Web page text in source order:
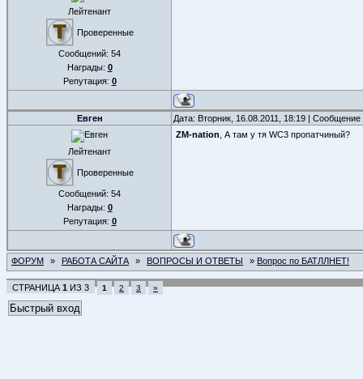
Лейтенант
Проверенные
Сообщений: 54
Награды: 0
Репутация: 0
Евген Дата: Вторник, 16.08.2011, 18:19 |
Лейтенант
Проверенные
Сообщений: 54
Награды: 0
Репутация: 0
ZM-nation , А там у тя WC3 пропатчиный?
ФОРУМ » РАБОТА САЙТА » ВОПРОСЫ И ОТВЕТЫ » Вопрос по БАТЛЛНЕТ!
СТРАНИЦА 1 ИЗ 3 1 2 3 »